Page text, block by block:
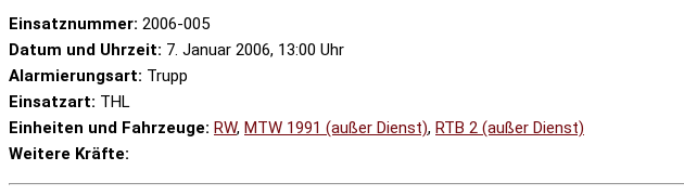
Einsatznummer: 2006-005
Datum und Uhrzeit: 7. Januar 2006, 13:00 Uhr
Alarmierungsart: Trupp
Einsatzart: THL
Einheiten und Fahrzeuge: RW, MTW 1991 (außer Dienst), RTB 2 (außer Dienst)
Weitere Kräfte: